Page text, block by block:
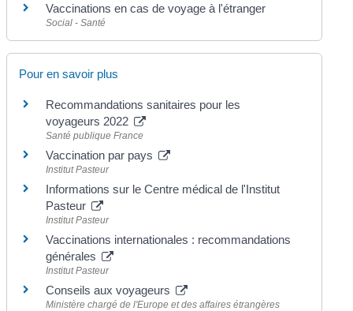
Vaccinations en cas de voyage à l'étranger
Social - Santé
Pour en savoir plus
Recommandations sanitaires pour les
voyageurs 2022
Santé publique France
Vaccination par pays
Institut Pasteur
Informations sur le Centre médical de l'Institut
Pasteur
Institut Pasteur
Vaccinations internationales : recommandations
générales
Institut Pasteur
Conseils aux voyageurs
Ministère chargé de l'Europe et des affaires étrangères